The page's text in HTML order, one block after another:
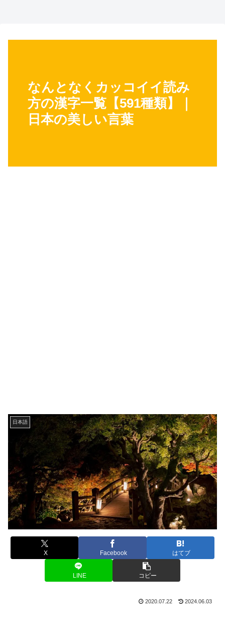
なんとなくカッコイイ読み
方の漢字一覧【591種類】｜
日本の美しい言葉
日本語
X Facebook はてブ
LINE コピー
2020.07.22 2024.06.03